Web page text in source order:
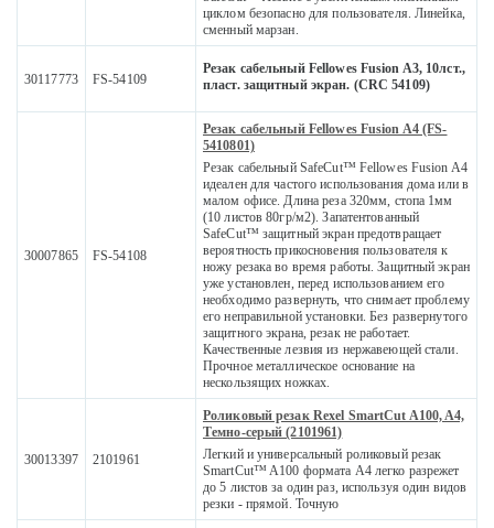
циклом безопасно для пользователя. Линейка,
сменный марзан.
30117773 FS-54109
Резак сабельный Fellowes Fusion A3, 10лст.,
пласт. защитный экран. (CRC 54109)
30007865 FS-54108
Резак сабельный Fellowes Fusion A4 (FS-
5410801)
Резак сабельный SafeCut™ Fellowes Fusion A4
идеален для частого использования дома или в
малом офисе. Длина реза 320мм, стопа 1мм
(10 листов 80гр/м2). Запатентованный
SafeCut™ защитный экран предотвращает
вероятность прикосновения пользователя к
ножу резака во время работы. Защитный экран
уже установлен, перед использованием его
необходимо развернуть, что снимает проблему
его неправильной установки. Без развернутого
защитного экрана, резак не работает.
Качественные лезвия из нержавеющей стали.
Прочное металлическое основание на
нескользящих ножках.
30013397 2101961
Роликовый резак Rexel SmartCut A100, A4,
Темно-серый (2101961)
Легкий и универсальный роликовый резак
SmartCut™ A100 формата A4 легко разрежет
до 5 листов за один раз, используя один видов
резки - прямой. Точную